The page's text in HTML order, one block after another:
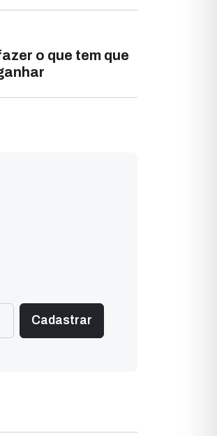
o que tem que